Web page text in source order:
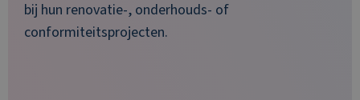
bij hun renovatie-, onderhouds- of
conformiteitsprojecten.